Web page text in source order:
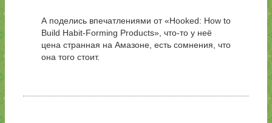
А поделись впечатлениями от «Hooked: How to
Build Habit-Forming Products», что-то у неё
цена странная на Амазоне, есть сомнения, что
она того стоит.